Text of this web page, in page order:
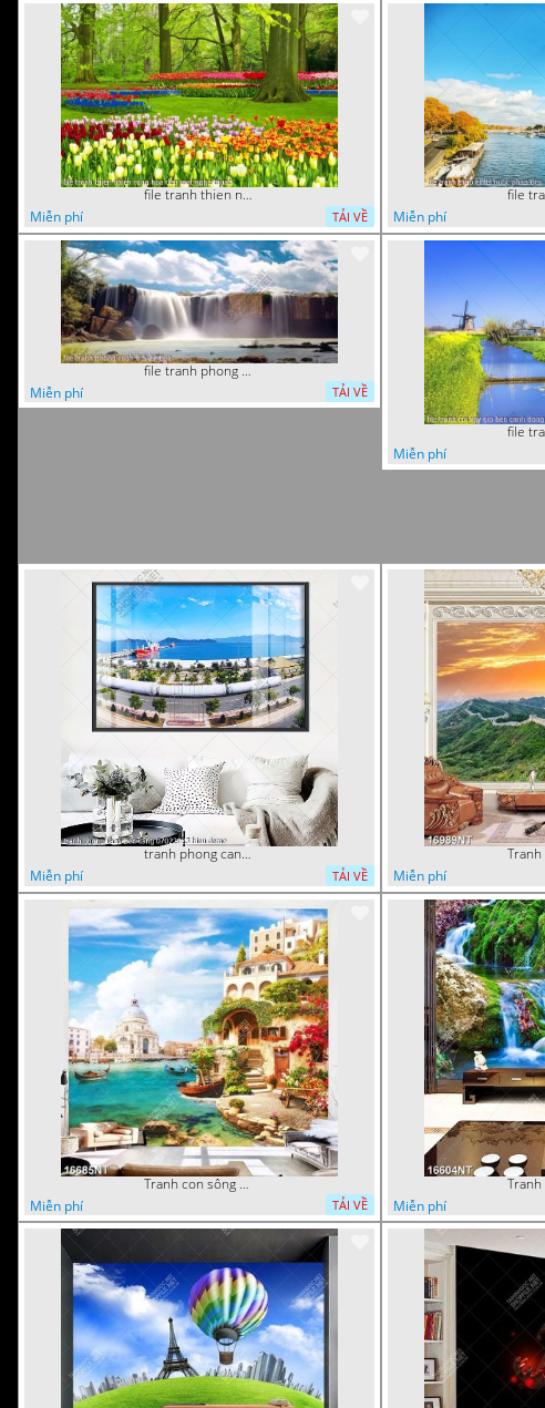
file tranh thien nhien rung hoa dep mat nghe thuat
Miễn phí
TẢI VỀ
Miễn phí
file tranh phong canh 8 5 22 tien
Miễn phí
TẢI VỀ
Miễn phí
tranh phong canh ben cang 07022023 hieu
Miễn phí
TẢI VỀ
Miễn phí
Tranh con sông xanh
Miễn phí
TẢI VỀ
Miễn phí